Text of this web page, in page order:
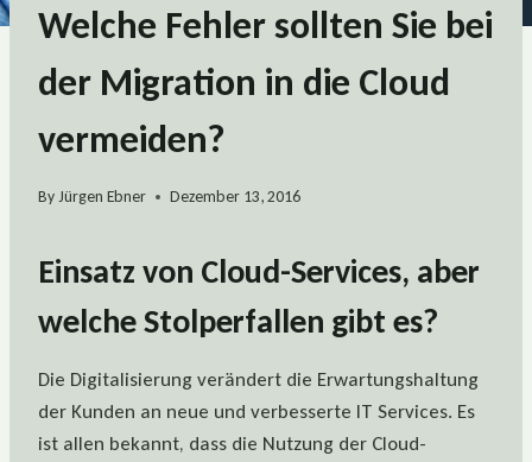
Welche Fehler sollten Sie bei
der Migration in die Cloud
vermeiden?
ByJürgen Ebner Dezember 13, 2016
Einsatz von Cloud-Services, aber
welche Stolperfallen gibt es?
Die Digitalisierung verändert die Erwartungshaltung
der Kunden an neue und verbesserte IT Services. Es
ist allen bekannt, dass die Nutzung der Cloud-